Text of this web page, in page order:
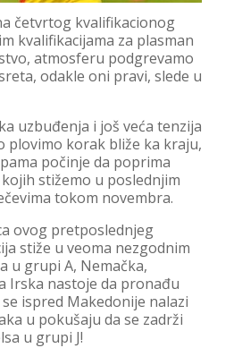
četvrtog kvalifikacionog
kvalifikacijama za plasman
atmosferu podgrevamo
odakle oni pravi, slede u
uzbuđenja i još veća tenzija
plovimo korak bliže ka kraju,
počinje da poprima
stižemo u poslednjim
tokom novembra.
ovog pretposlednjeg
stiže u veoma nezgodnim
u grupi A, Nemačka,
Irska nastoje da pronađu
ispred Makedonije nalazi
u pokušaju da se zadrži
u grupi J!